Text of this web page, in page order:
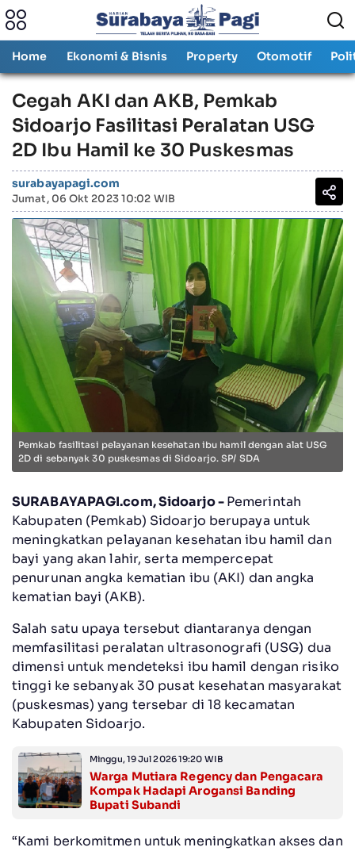
Home Ekonomi & Bisnis Property Otomotif
Cegah AKI dan AKB, Pemkab
Sidoarjo Fasilitasi Peralatan USG
2D Ibu Hamil ke 30 Puskesmas
surabayapagi.com
Jumat, 06 Okt 2023 10:02 WIB
Pemkab fasilitasi pelayanan kesehatan ibu hamil dengan alat USG
2D di sebanyak 30 puskesmas di Sidoarjo. SP/ SDA
SURABAYAPAGI.com, Sidoarjo -Pemerintah
Kabupaten (Pemkab) Sidoarjo berupaya untuk
meningkatkan pelayanan kesehatan ibu hamil dan
bayi yang akan lahir, serta mempercepat
penurunan angka kematian ibu (AKI) dan angka
kematian bayi (AKB).
Salah satu upaya tersebut diantaranya dengan
memfasilitasi peralatan ultrasonografi (USG) dua
dimensi untuk mendeteksi ibu hamil dengan risiko
tinggi ke sebanyak 30 pusat kesehatan masyarakat
(puskesmas) yang tersebar di 18 kecamatan
Kabupaten Sidoarjo.
Minggu, 19 Jul 2026 19:20 WIB
Warga Mutiara Regency dan Pengacara
Kompak Hadapi Arogansi Banding
Bupati Subandi
“Kami berkomitmen untuk meningkatkan akses dan